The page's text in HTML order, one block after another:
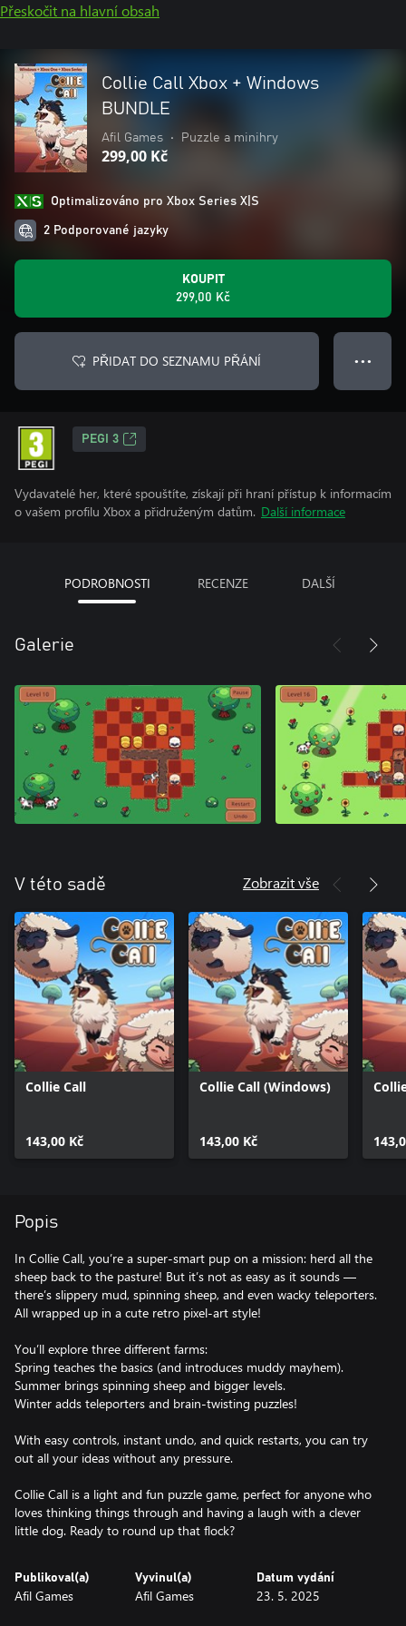
Přeskočit na hlavní obsah
Collie Call Xbox + Windows
BUNDLE
Afil Games • Puzzle a minihry
299,00 Kč
Optimalizováno pro Xbox Series X|S
2 Podporované jazyky
KOUPIT
299,00 Kč
PŘIDAT DO SEZNAMU PŘÁNÍ ● ● ●
PEGI 3
Vydavatelé her, které spouštíte, získají při hraní přístup k informacím
o vašem profilu Xbox a přidruženým datům. Další informace
PODROBNOSTI RECENZE DALŠÍ
Galerie
V této sadě Zobrazit vše
Collie Call
143,00 Kč
Collie Call (Windows)
143,00 Kč
Popis
In Collie Call, you’re a super-smart pup on a mission: herd all the
sheep back to the pasture! But it’s not as easy as it sounds —
there’s slippery mud, spinning sheep, and even wacky teleporters.
All wrapped up in a cute retro pixel-art style!
You’ll explore three different farms:
Spring teaches the basics (and introduces muddy mayhem).
Summer brings spinning sheep and bigger levels.
Winter adds teleporters and brain-twisting puzzles!
With easy controls, instant undo, and quick restarts, you can try
out all your ideas without any pressure.
Collie Call is a light and fun puzzle game, perfect for anyone who
loves thinking things through and having a laugh with a clever
little dog. Ready to round up that flock?
Publikoval(a)
Afil Games
Vyvinul(a)
Afil Games
Datum vydání
23. 5. 2025